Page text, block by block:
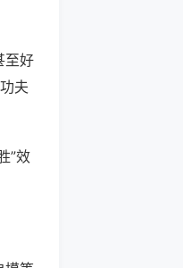
至好
夫
”效